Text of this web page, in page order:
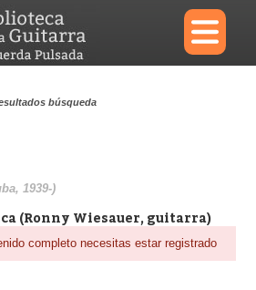
×
búsqueda
1939-)
(Ronny Wiesauer, guitarra)
completo necesitas estar registrado